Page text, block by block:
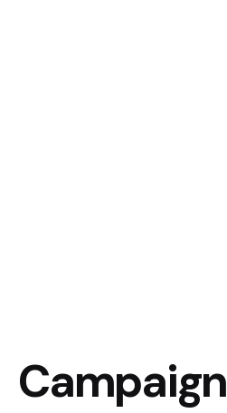
Campaign